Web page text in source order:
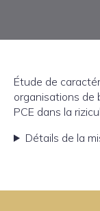
Étude de
organisations de
PCE dans la
Détails de la